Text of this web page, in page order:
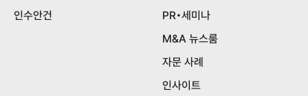
인수안건
PR•세미나
M&A 뉴스룸
자문 사례
인사이트